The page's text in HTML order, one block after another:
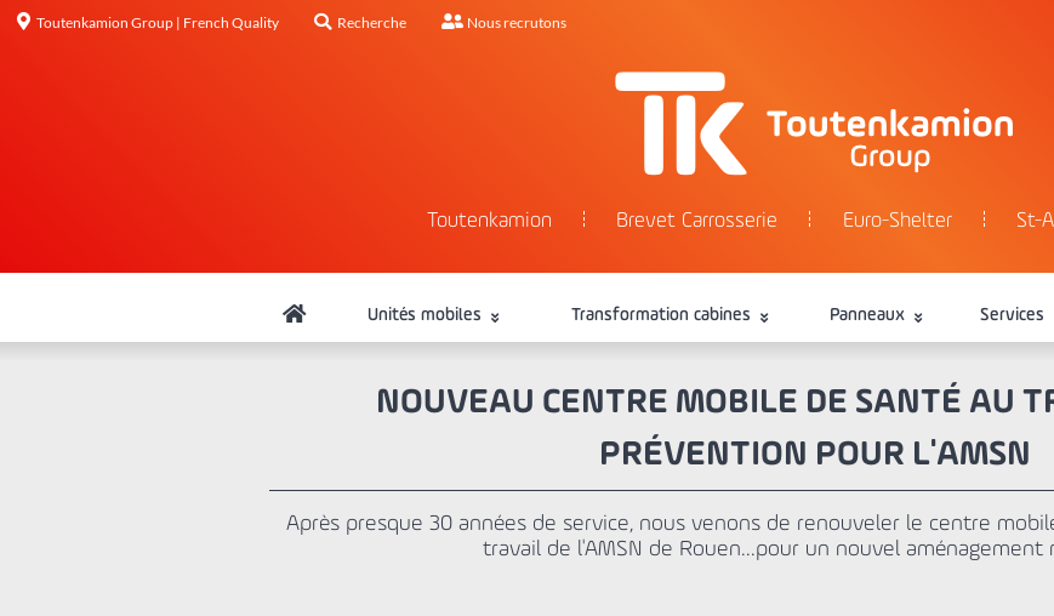
Toutenkamion Group | French Quality Recherche Nous recrutons
Toutenkamion Brevet Carrosserie Euro-Shelter St-
Unités mobiles Transformation cabines Panneaux Services
NOUVEAU CENTRE MOBILE DE SANTÉ AU
PRÉVENTION POUR L'AMSN
Après presque 30 années de service, nous venons de renouveler le centre
travail de l'AMSN de Rouen...pour un nouvel aménagement